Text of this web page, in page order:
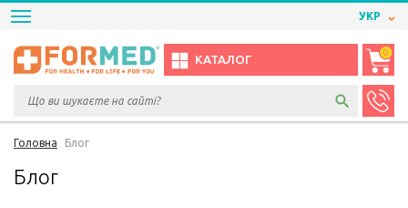
УКР
КАТАЛОГ
0
Головна Блог
Блог